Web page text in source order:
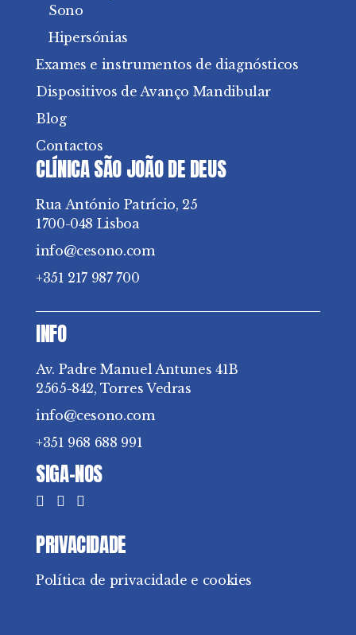
Sono
Hipersónias
Exames e instrumentos de diagnósticos
Dispositivos de Avanço Mandibular
Blog
Contactos
CLÍNICA SÃO JOÃO DE DEUS
Rua António Patrício, 25
1700-048 Lisboa
info@cesono.com
+351 217 987 700
INFO
Av. Padre Manuel Antunes 41B
2565-842, Torres Vedras
info@cesono.com
+351 968 688 991
SIGA-NOS
PRIVACIDADE
Política de privacidade e cookies